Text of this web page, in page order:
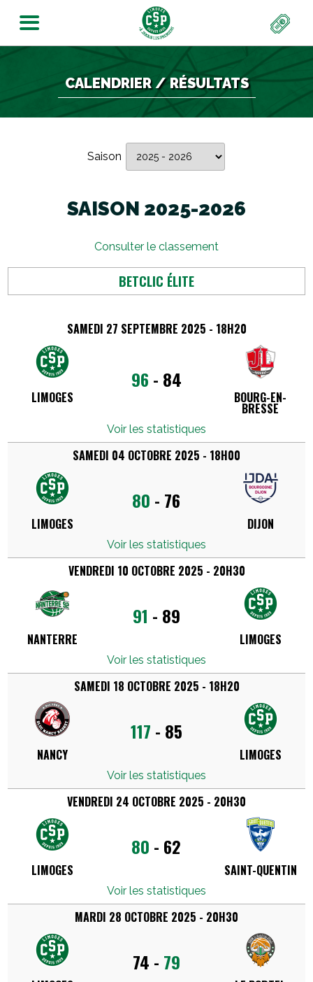
CALENDRIER / RÉSULTATS
Saison
SAISON 2025-2026
Consulter le classement
BETCLIC ÉLITE
LIMOGES
SAMEDI 27 SEPTEMBRE 2025 - 18H20
Voir les statistiques
96 - 84
BOURG-EN-
BRESSE
LIMOGES
SAMEDI 04 OCTOBRE 2025 - 18H00
Voir les statistiques
80 - 76
DIJON
NANTERRE
VENDREDI 10 OCTOBRE 2025 - 20H30
Voir les statistiques
91 - 89
LIMOGES
NANCY
SAMEDI 18 OCTOBRE 2025 - 18H20
Voir les statistiques
117 - 85
LIMOGES
LIMOGES
VENDREDI 24 OCTOBRE 2025 - 20H30
Voir les statistiques
80 - 62
SAINT-QUENTIN
MARDI 28 OCTOBRE 2025 - 20H30
74 - 79